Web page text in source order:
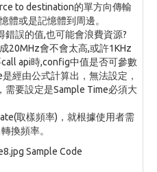
to destination的單方向傳輸
體或是記憶體到周邊。
誤的值,也可能會浪費資源?
20MHz會不會太高,或許1KHz
api時,config中值是否可參數
經由公式計算出，無法設定，
需要設定是Sample Time必須大
取樣頻率)，就根據使用者需
換頻率。
Sample Code